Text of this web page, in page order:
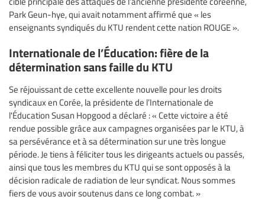
Park Geun-hye, qui avait notamment affirmé que « les
enseignants syndiqués du KTU rendent cette nation ROUGE ».
Internationale de l’Éducation: fière de la
détermination sans faille du KTU
Se réjouissant de cette excellente nouvelle pour les droits
syndicaux en Corée, la présidente de l’Internationale de
l'Éducation Susan Hopgood a déclaré : « Cette victoire a été
rendue possible grâce aux campagnes organisées par le KTU, à
sa persévérance et à sa détermination sur une très longue
période. Je tiens à féliciter tous les dirigeants actuels ou passés,
ainsi que tous les membres du KTU qui se sont opposés à la
décision radicale de radiation de leur syndicat. Nous sommes
fiers de vous avoir soutenus dans ce long combat. »